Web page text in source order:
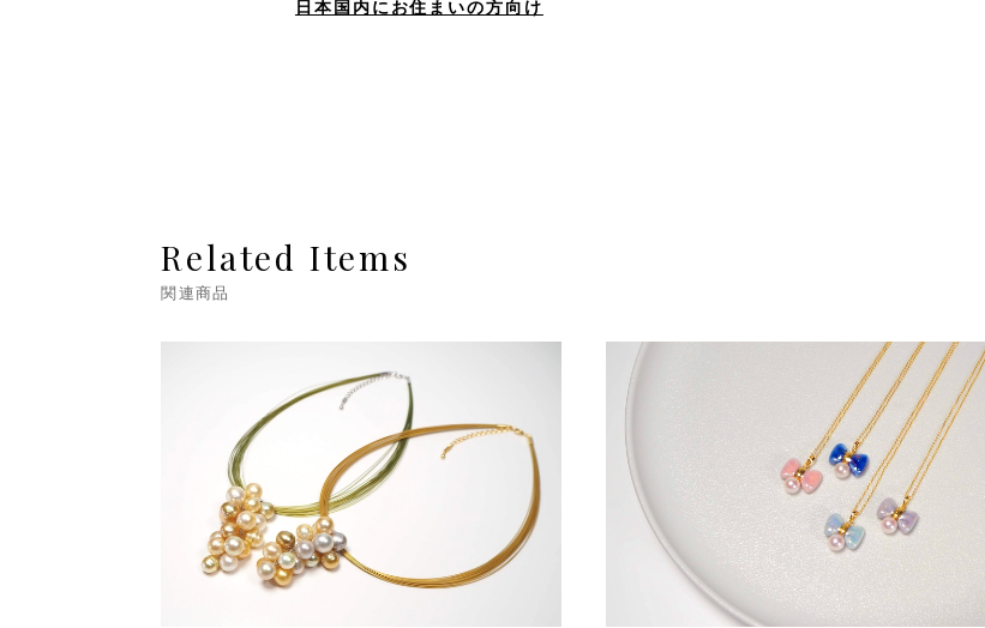
日本国内にお住まいの方向け
Related Items
関連商品